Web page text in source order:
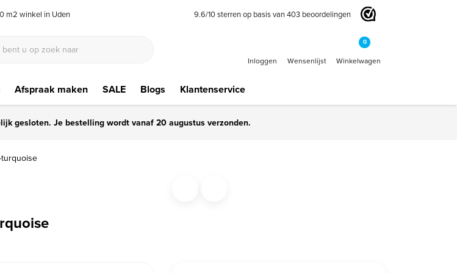
m2 winkel in Uden 9.6/10sterren op basis van 403 beoordelingen
Inloggen Wensenlijst
0
Winkelwagen
Afspraak maken SALE Blogs Klantenservice
gesloten. Je bestelling wordt vanaf 20 augustus verzonden.
turquoise